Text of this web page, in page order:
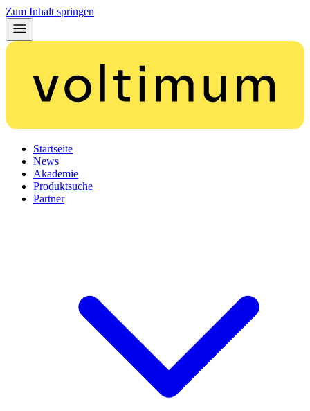
Zum Inhalt springen
Startseite
News
Akademie
Produktsuche
Partner